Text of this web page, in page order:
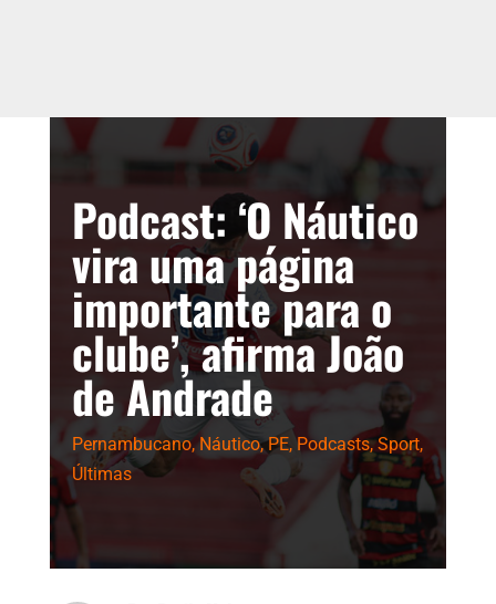
Podcast: ‘O Náutico
vira uma página
importante para o
clube’, afirma João
de Andrade
Pernambucano, Náutico,PE,Podcasts,Sport,
Últimas